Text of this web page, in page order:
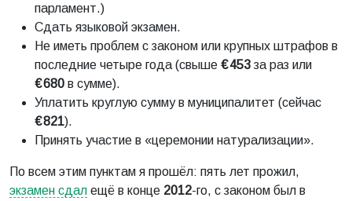
парламент.)
Сдать языковой экзамен.
Не иметь проблем с законом или крупных штрафов в
последние четыре года (свыше € 453 за раз или
€ 680 в сумме).
Уплатить круглую сумму в муниципалитет (сейчас
€ 821).
Принять участие в «церемонии натурализации».
По всем этим пунктам я прошёл: пять лет прожил,
экзамен сдал ещё в конце 2012-го, с законом был в